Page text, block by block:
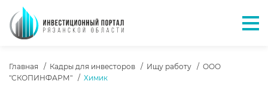
ХЛЕБНЫЕ КРОШКИ
Главная Кадры для инвесторов Ищу работу
ООО
"СКОПИНФАРМ"
Химик